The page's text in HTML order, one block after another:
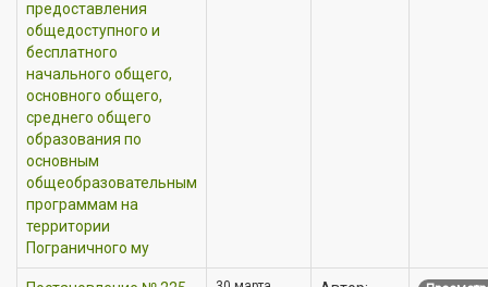
предоставления
общедоступного и
бесплатного
начального общего,
основного общего,
среднего общего
образования по
основным
общеобразовательным
программам на
территории
Пограничного му